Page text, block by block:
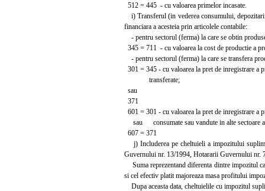
512 = 445 - cu valoarea primelor incasate.
i) Transferul (in vederea consumului,
financiara a acesteia prin articolele contabile:
- pentru sectorul (ferma) la care se obtin
345 = 711 - cu valoarea la cost de productie a
- pentru sectorul (ferma) la care se transfera
301 = 345 - cu valoarea la pret de inregistrare a
transferate;
sau
371
601 = 301 - cu valoarea la pret de inregistrare a
sau consumate sau vandute in alte sectoare
607 = 371
j) Includerea pe cheltuieli a impozitului
Guvernului nr. 13/1994, Hotararii Guvernului nr.
Suma reprezentand diferenta dintre impozitul
si cel efectiv platit majoreaza masa profitului
Dupa aceasta data, cheltuielile cu impozitul